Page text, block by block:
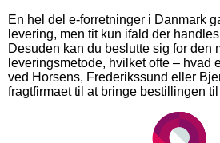
En hel del e-forretninger i Danmark
levering, men tit kun ifald der
Desuden kan du beslutte sig for den
leveringsmetode, hvilket ofte – hvad
ved Horsens, Frederikssund eller
fragtfirmaet til at bringe bestillingen